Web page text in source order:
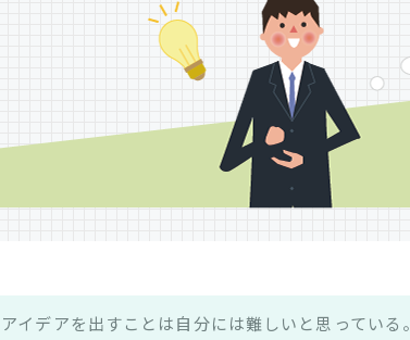
アイデアを出すことは自分には難しいと思っている。